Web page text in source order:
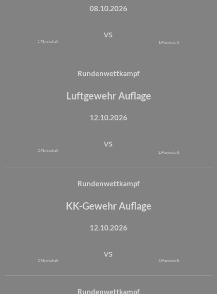
08.10.2026
1. Mannschaft
vs
1. Mannschaft
Rundenwettkampf
Luftgewehr Auflage
12.10.2026
2. Mannschaft
vs
2. Mannschaft
Rundenwettkampf
KK-Gewehr Auflage
12.10.2026
2. Mannschaft
vs
3. Mannschaft
Rundenwettkampf